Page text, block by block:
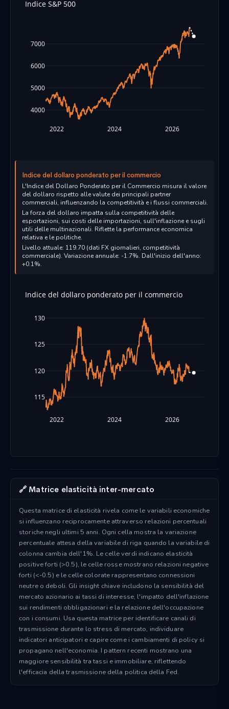
2022 2024 2026
4000
5000
6000
7000
Indice S&P 500
Indice del dollaro ponderato per il commercio
L'Indice del Dollaro Ponderato per il Commercio misura il valore
del dollaro rispetto alle valute dei principali partner
commerciali, influenzando la competitività e i flussi commerciali.
La forza del dollaro impatta sulla competitività delle
esportazioni, sui costi delle importazioni, sull'inflazione e sugli
utili delle multinazionali. Riflette la performance economica
relativa e le politiche.
Livello attuale: 119.70 (dati FX giornalieri, competitività
commerciale). Variazione annuale: -1.7%. Dall'inizio dell'anno:
+0.1%.
2022 2024 2026
115
120
125
130
Indice del dollaro ponderato per il commercio
🔗 Matrice elasticità inter-mercato
Questa matrice di elasticità rivela come le variabili economiche
si influenzano reciprocamente attraverso relazioni percentuali
storiche negli ultimi 5 anni. Ogni cella mostra la variazione
percentuale attesa della variabile di riga quando la variabile di
colonna cambia dell'1%. Le celle verdi indicano elasticità
positive forti (>0.5), le celle rosse mostrano relazioni negative
forti (<-0.5) e le celle colorate rappresentano connessioni
neutre o deboli. Gli insight chiave includono la sensibilità del
mercato azionario ai tassi di interesse, l'impatto dell'inflazione
sui rendimenti obbligazionari e la relazione dell'occupazione
con i consumi. Usa questa matrice per identificare canali di
trasmissione durante lo stress di mercato, individuare
indicatori anticipatori e capire come i cambiamenti di policy si
propagano nell'economia. I pattern recenti mostrano una
maggiore sensibilità tra tassi e immobiliare, riflettendo
l'efficacia della trasmissione della politica della Fed.